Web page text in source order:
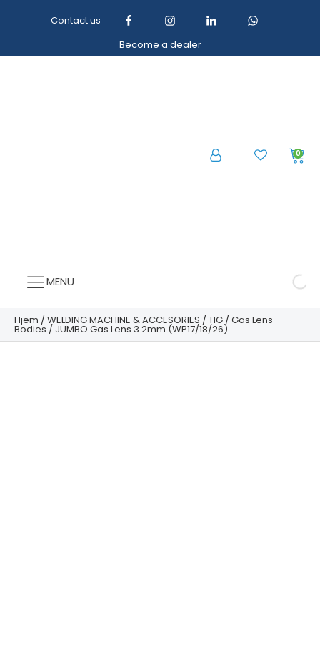
Contact us
Become a dealer
0
MENU
Hjem /WELDING MACHINE & ACCESORIES /TIG /Gas Lens
Bodies / JUMBO Gas Lens 3.2mm (WP17/18/26)